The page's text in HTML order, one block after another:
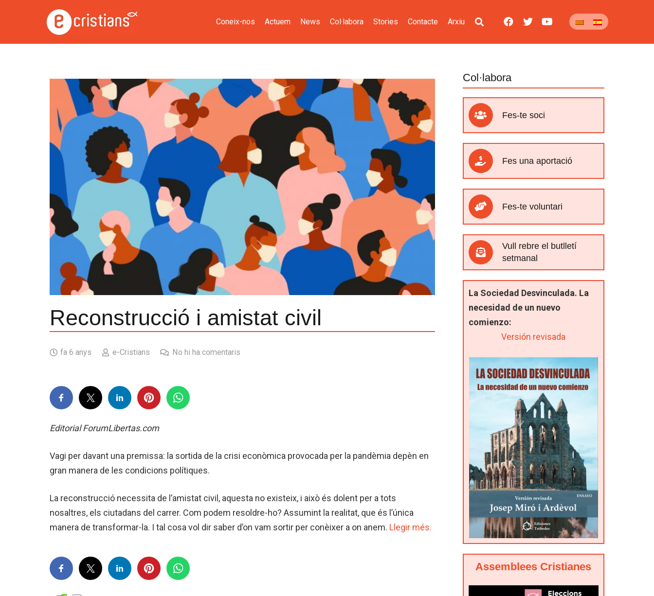
Coneix-nos Actuem News Col·labora Stories Contacte Arxiu
Reconstrucció i amistat civil
fa 6 anys e-Cristians No hi ha comentaris
Editorial ForumLibertas.com
Vagi per davant una premissa: la sortida de la crisi econòmica provocada per la pandèmia depèn en
gran manera de les condicions polítiques.
La reconstrucció necessita de l’amistat civil, aquesta no existeix, i això és dolent per a tots
nosaltres, els ciutadans del carrer. Com podem resoldre-ho? Assumint la realitat, que és l’única
manera de transformar-la. I tal cosa vol dir saber d’on vam sortir per conèixer a on anem. Llegir més.
Col·labora
Fes-te soci
Fes una aportació
Fes-te voluntari
Vull rebre el butlletí
setmanal
La Sociedad Desvinculada. La
necesidad de un nuevo
comienzo:
Versión revisada
Assemblees Cristianes